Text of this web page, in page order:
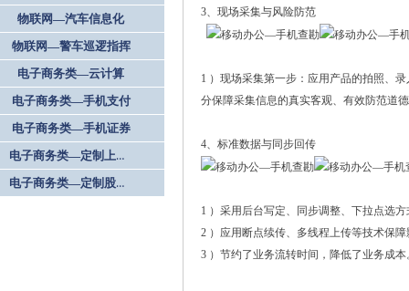
3、现场采集与风险防范
1 ）现场采集第一步：应用产品的拍照、
分保障采集信息的真实客观、有效防范道
4、标准数据与同步回传
1 ）采用后台写定、同步调整、下拉点选
2 ）应用断点续传、多线程上传等技术保
3 ）节约了业务流转时间，降低了业务成本
物联网—汽车信息化
物联网—警车巡逻指挥
电子商务类—云计算
电子商务类—手机支付
电子商务类—手机证券
电子商务类—定制上网卡
电子商务类—定制股票机